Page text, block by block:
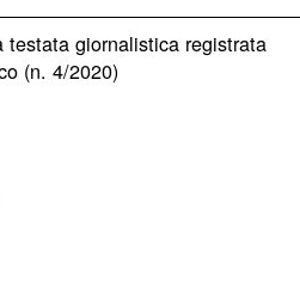
testata giornalistica registrata
(n. 4/2020)